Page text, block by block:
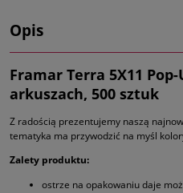
Opis
Framar Terra 5X11
arkuszach, 500 sztuk
Z radością prezentujemy naszą
tematyka ma przywodzić na myśl
Zalety produktu:
ostrze na opakowaniu daje